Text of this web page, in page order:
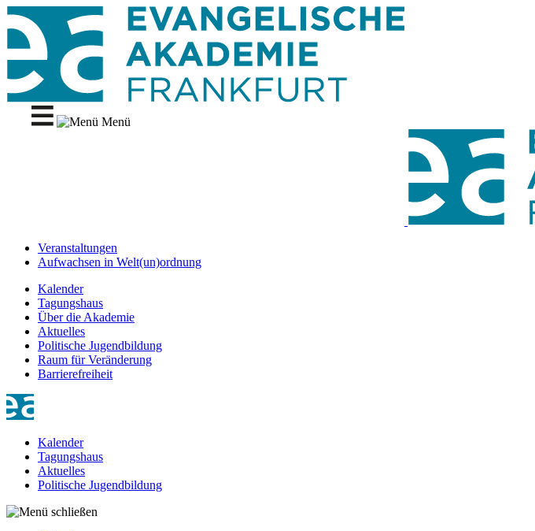
Menü
Veranstaltungen
Aufwachsen in Welt(un)ordnung
Kalender
Tagungshaus
Über die Akademie
Aktuelles
Politische Jugendbildung
Raum für Veränderung
Barrierefreiheit
Kalender
Tagungshaus
Aktuelles
Politische Jugendbildung